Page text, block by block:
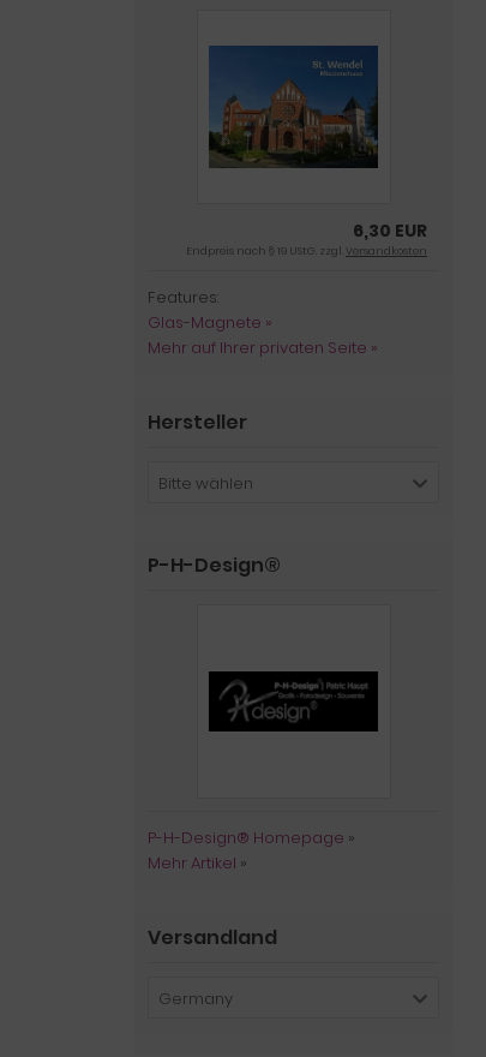
6,30 EUR
Endpreis nach § 19 UStG. zzgl.Versandkosten
Features:
Glas-Magnete »
Mehr auf Ihrer privaten Seite »
Hersteller
Bitte wählen
P-H-Design®
P-H-Design® Homepage »
Mehr Artikel »
Versandland
Germany